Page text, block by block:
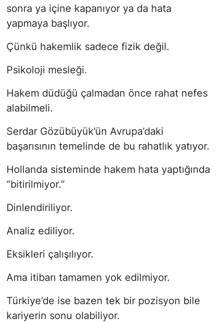
sonra ya içine kapanıyor ya da hata
yapmaya başlıyor.
Çünkü hakemlik sadece fizik değil.
Psikoloji mesleği.
Hakem düdüğü çalmadan önce rahat nefes
alabilmeli.
Serdar Gözübüyük’ün Avrupa’daki
başarısının temelinde de bu rahatlık yatıyor.
Hollanda sisteminde hakem hata yaptığında
“bitirilmiyor.”
Dinlendiriliyor.
Analiz ediliyor.
Eksikleri çalışılıyor.
Ama itibarı tamamen yok edilmiyor.
Türkiye’de ise bazen tek bir pozisyon bile
kariyerin sonu olabiliyor.